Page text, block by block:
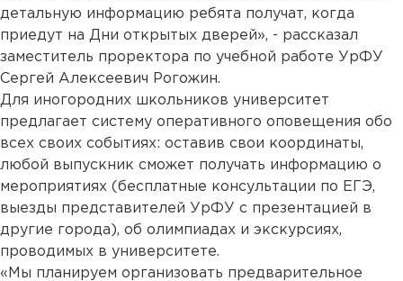
детальную информацию ребята получат, когда
приедут на Дни открытых дверей», - рассказал
заместитель проректора по учебной работе УрФУ
Сергей Алексеевич Рогожин.
Для иногородних школьников университет
предлагает систему оперативного оповещения обо
всех своих событиях: оставив свои координаты,
любой выпускник сможет получать информацию о
мероприятиях (бесплатные консультации по ЕГЭ,
выезды представителей УрФУ с презентацией в
другие города), об олимпиадах и экскурсиях,
проводимых в университете.
«Мы планируем организовать предварительное